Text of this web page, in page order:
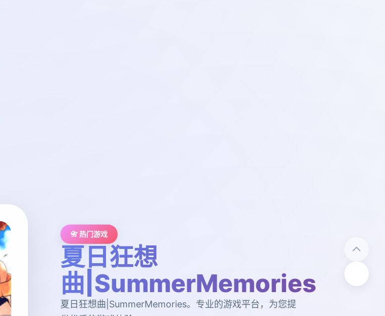
📇 热门游戏
夏日狂想
曲|SummerMemories
夏日狂想曲|SummerMemories。专业的游戏平台，为您提